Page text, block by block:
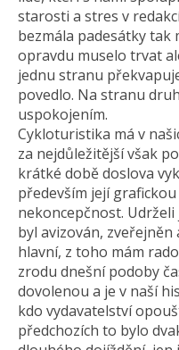
starosti a stres v
bezmála padesátky tak
opravdu muselo trvat
jednu stranu
povedlo. Na stranu
uspokojením.
Cykloturistika má v
za nejdůležitější však
krátké době doslova
především její
nekoncepčnost.
byl avizován,
hlavní, z toho mám
zrodu dnešní podoby
dovolenou a je v naší
kdo vydavatelství
předchozích to bylo